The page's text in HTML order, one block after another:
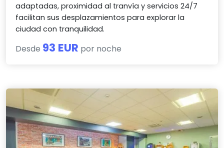
adaptadas, proximidad al tranvía y servicios 24/7
facilitan sus desplazamientos para explorar la
ciudad con tranquilidad.
Desde 93 EUR por noche